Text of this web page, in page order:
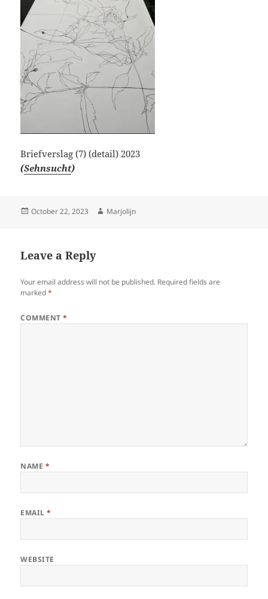
Briefverslag (7) (detail) 2023
(Sehnsucht)
Posted
October 22, 2023 Author
Marjolijn
Leave a Reply
Your email address will not be published. Required fields are
marked*
COMMENT*
NAME *
EMAIL*
WEBSITE